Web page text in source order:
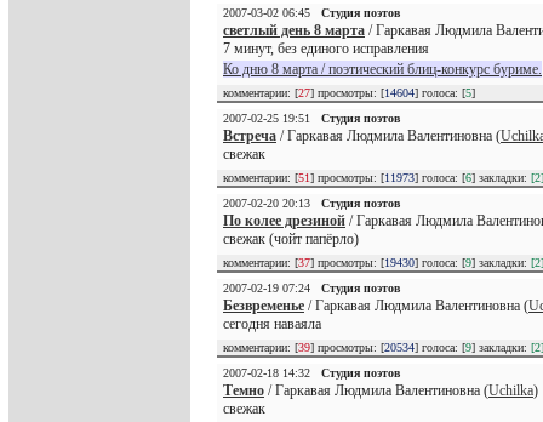
2007-03-02 06:45
Студия поэтов
светлый день 8 марта / Гаркавая Людмила
7 минут, без единого исправления
Ко дню 8 марта / поэтический блиц-конкурс буриме.
комментарии: [27] просмотры: [14604] голоса: [5]
2007-02-25 19:51
Студия поэтов
Встреча / Гаркавая Людмила Валентиновна (
свежак
комментарии: [51] просмотры: [11973] голоса: [6] закладки: [2]
2007-02-20 20:13
Студия поэтов
По колее дрезиной / Гаркавая Людмила
свежак (чойт папёрло)
комментарии: [37] просмотры: [19430] голоса: [9] закладки: [2]
2007-02-19 07:24
Студия поэтов
Безвременье / Гаркавая Людмила Валентиновна (
сегодня наваяла
комментарии: [39] просмотры: [20534] голоса: [9] закладки: [2]
2007-02-18 14:32
Студия поэтов
Темно / Гаркавая Людмила Валентиновна (Uchilka)
свежак